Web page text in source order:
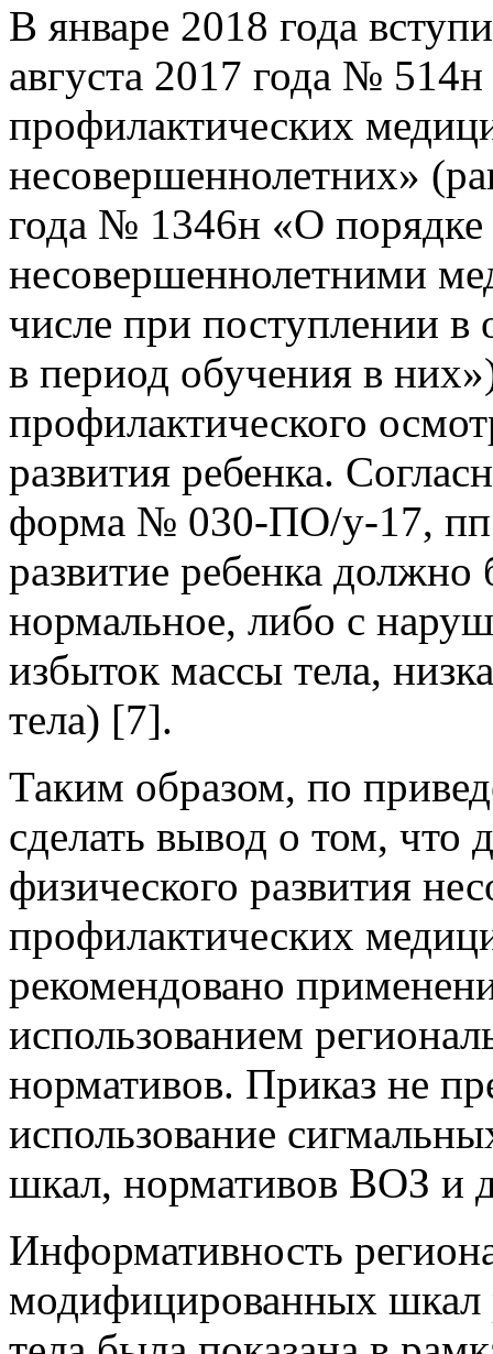
В январе 2018 года
августа 2017 года №
профилактических
несовершеннолетних»
года № 1346н «О
несовершеннолетними
числе при поступлении в
в период обучения в
профилактического
развития ребенка.
форма № 030-ПО/у-17,
развитие ребенка
нормальное, либо с
избыток массы тела,
тела) [7].
Таким образом, по
сделать вывод о том, что
физического развития
профилактических
рекомендовано
использованием
нормативов. Приказ не
использование
шкал, нормативов ВОЗ и
Информативность
модифицированных шкал